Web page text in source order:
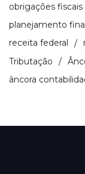
obrigações fiscais
planejamento
receita federal
Tributação
âncora